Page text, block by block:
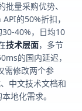
批量采购优势、
的50%折扣，
40%，日均10
技术层面，多节
的国内延迟，
需修改两个参
中文技术文档和
地化需求。